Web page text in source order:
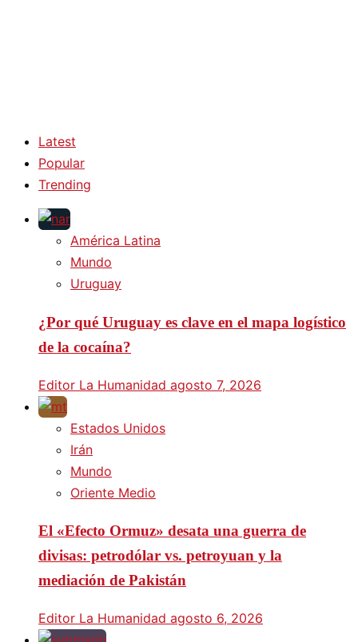
Latest
Popular
Trending
América Latina
Mundo
Uruguay
¿Por qué Uruguay es clave en el mapa logístico
de la cocaína?
Editor La Humanidad agosto 7, 2026
Estados Unidos
Irán
Mundo
Oriente Medio
El «Efecto Ormuz» desata una guerra de
divisas: petrodólar vs. petroyuan y la
mediación de Pakistán
Editor La Humanidad agosto 6, 2026